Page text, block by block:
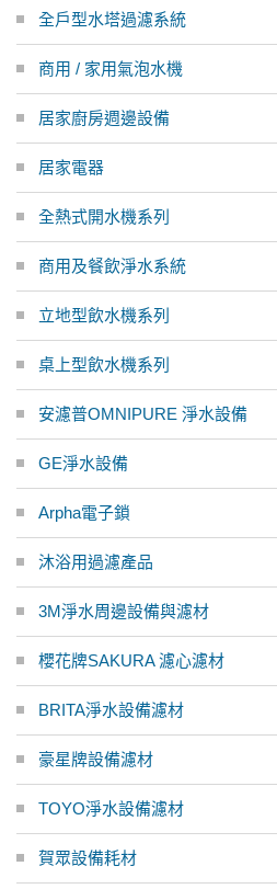
全戶型水塔過濾系統
商用 / 家用氣泡水機
居家廚房週邊設備
居家電器
全熱式開水機系列
商用及餐飲淨水系統
立地型飲水機系列
桌上型飲水機系列
安濾普OMNIPURE 淨水設備
GE淨水設備
Arpha電子鎖
沐浴用過濾產品
3M淨水周邊設備與濾材
櫻花牌SAKURA 濾心濾材
BRITA淨水設備濾材
豪星牌設備濾材
TOYO淨水設備濾材
賀眾設備耗材